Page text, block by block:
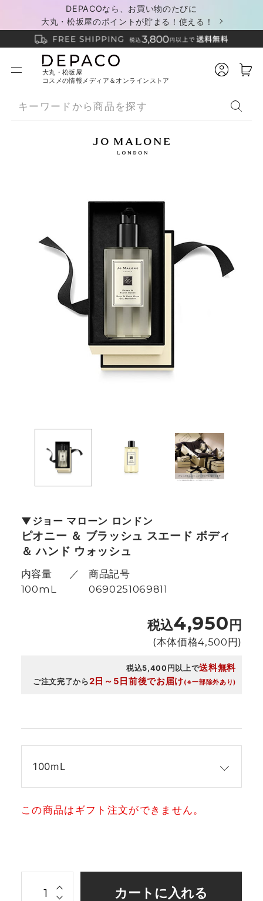
DEPACOなら、お買い物のたびに
大丸・松坂屋のポイントが貯まる！使える！
大丸・松坂屋
コスメの情報メディア＆オンラインストア
100mL
ジョー マローン ロンドン
ピオニー ＆ ブラッシュ スエード ボディ
＆ ハンド ウォッシュ
内容量
100mL
商品記号
0690251069811
税込4,950 円
(本体価格4,500 円)
税込5,400円以上で送料無料
ご注文完了から2日～5日前後でお届け(※一部除外あり)
この商品はギフト注文ができません。